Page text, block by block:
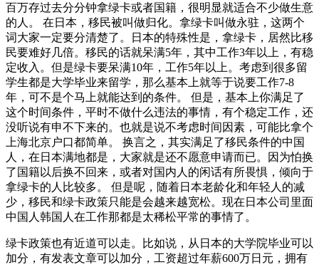
百万存过去分分钟拿绿卡或者国籍，很明显就适合不少做生意
的人。 在日本，移民被叫做归化。拿绿卡叫做永驻，这两个
词大家一定要分清楚了。日本的特殊性是，拿绿卡，居然比移
民要难好几倍。移民的话就呆满5年，其中工作3年以上，有稳
定收入。但是绿卡要呆满10年，工作5年以上。考虑到很多留
学生都是大学毕业来留学，那么基本上就等于说要工作7-8
年，可不是个马上就能达到的条件。 但是，基本上你满足了
这个时间条件，平时不做什么违法的事情，有个稳定工作，还
没听说有申不下来的。也就是说不考虑时间因素，可能比拿个
上海北京户口都简单。 换言之，其实满足了移民条件的中国
人，在日本满地都是，大家就是还不愿意申请而已。因为怕换
了国籍以后换不回来，或者对国内人的闲话有所畏惧，倾向于
拿绿卡的人比较多。 但是呢，随着日本老龄化和年轻人的减
少，移民和绿卡政策只能是会越来越宽松。现在日本公司里面
中国人韩国人在工作那都是太稀松平常的事情了。
绿卡政策也有近道可以走。比如说，从日本的大学院毕业可以
加分，有发表文章可以加分，工资超过年薪600万日元，拥有